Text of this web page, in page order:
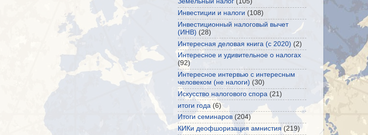
Инвестиции и налоги (108)
Инвестиционный налоговый вычет
(ИНВ) (28)
Интересная деловая книга (с 2020) (2)
Интересное и удивительное о налогах
(92)
Интересное интервью с интересным
человеком (не налоги) (30)
Искусство налогового спора (21)
итоги года (6)
Итоги семинаров (204)
КИКи деофшоризация амнистия (219)